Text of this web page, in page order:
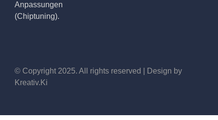
Anpassungen
(Chiptuning).
© Copyright 2025. All rights reserved | Design by
Kreativ.Ki